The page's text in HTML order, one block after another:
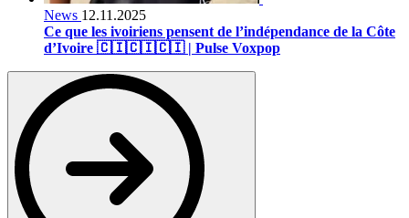
News 12.11.2025
Ce que les ivoiriens pensent de l’indépendance de la Côte
d’Ivoire 🇨🇮🇨🇮🇨🇮 | Pulse Voxpop